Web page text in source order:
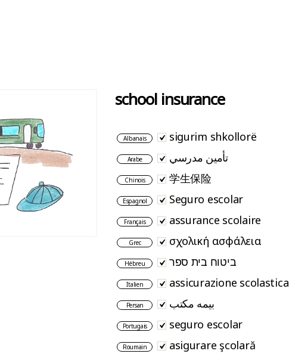
school insurance
Albanais sigurim shkollorë
Arabe تأمين مدرسي
Chinois 学生保险
Espagnol Seguro escolar
Français assurance scolaire
Grec σχολική ασφάλεια
Hébreu ביטוח בית ספר
Italien assicurazione scolastica
Persan بیمه مکتب
Portugais seguro escolar
Roumain asigurare şcolară